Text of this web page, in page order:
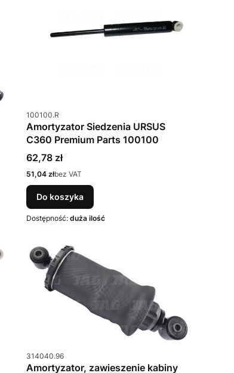
Kod produktu
100100.R
Amortyzator Siedzenia URSUS
C360 Premium Parts 100100
Cena
62,78 zł
Cena
51,04 złbez VAT
Do koszyka
Dostępność: duża ilość
Kod produktu
314040.96
Amortyzator, zawieszenie kabiny